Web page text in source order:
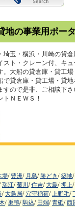
地の事業用ポー
埼玉・横浜・川崎の貸
ト・クレーン付、キ
大船の貸倉庫・貸工
貸倉庫・貸工場・貸
ので是非、ご相談下
ＮＥＷＳ！
場/ 豊洲/ 月島/ 勝どき/ 築地/
瑞江/ 菊川 / 住吉/ 大島/ 押上/
/ 大鳥居/ 穴守稲荷/ 上野毛/
/ 巣鴨/ 駒込/ 田端/ 青砥/ 西